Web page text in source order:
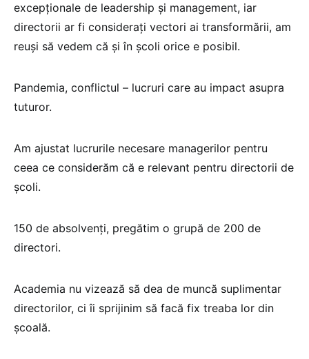
excepționale de leadership și management, iar
directorii ar fi considerați vectori ai transformării, am
reuși să vedem că și în școli orice e posibil.
Pandemia, conflictul – lucruri care au impact asupra
tuturor.
Am ajustat lucrurile necesare managerilor pentru
ceea ce considerăm că e relevant pentru directorii de
școli.
150 de absolvenți, pregătim o grupă de 200 de
directori.
Academia nu vizează să dea de muncă suplimentar
directorilor, ci îi sprijinim să facă fix treaba lor din
școală.